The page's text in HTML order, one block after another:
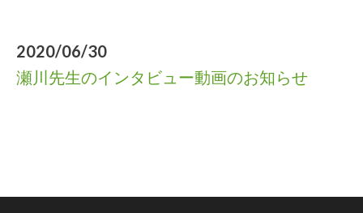
2020/06/30
瀬川先生のインタビュー動画のお知らせ